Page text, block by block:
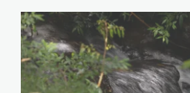
Chontabamba